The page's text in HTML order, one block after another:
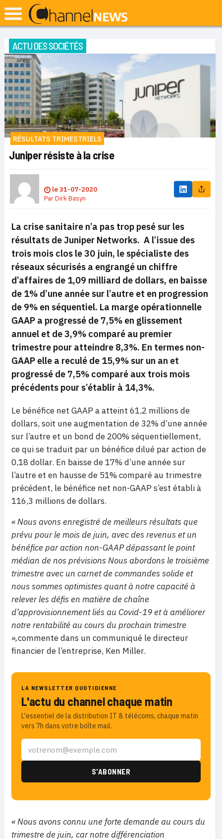
ACTU DES SOCIÉTÉS
RÉSULTATS TRIMESTRIELS
Juniper résiste à la crise
le31-07-2020
ParDirk Basyn
La crise sanitaire n’a pas trop pesé sur les
résultats de Juniper Networks. A l’issue des
trois mois clos le 30 juin, le spécialiste des
réseaux sécurisés a engrangé un chiffre
d’affaires de 1,09 milliard de dollars, en baisse
de 1% d’une année sur l’autre et en progression
de 9% en séquentiel. La marge opérationnelle
GAAP a progressé de 7,5% en glissement
annuel et de 3,9% comparé au premier
trimestre pour atteindre 8,3%. En termes non-
GAAP elle a reculé de 15,9% sur un an et
progressé de 7,5% comparé aux trois mois
précédents pour s’établir à 14,3%.
Le bénéfice net GAAP a atteint 61,2 millions de
dollars, soit une augmentation de 32% d’une année
sur l’autre et un bond de 200% séquentiellement,
ce qui se traduit par un bénéfice dilué par action de
0,18 dollar. En baisse de 17% d’une année sur
l’autre et en hausse de 51% comparé au trimestre
précédent, le bénéfice net non-GAAP s’est établi à
116,3 millions de dollars.
« Nous avons enregistré de meilleurs résultats que
prévu pour le mois de juin, avec des revenus et un
bénéfice par action non-GAAP dépassant le point
médian de nos prévisions Nous abordons le troisième
trimestre avec un carnet de commandes solide et
nous sommes optimistes quant à notre capacité à
relever les défis en matière de chaîne
d’approvisionnement liés au Covid-19 et à améliorer
notre rentabilité au cours du prochain trimestre
»,commente dans un communiqué le directeur
financier de l’entreprise, Ken Miller.
LA NEWSLETTER QUOTIDIENNE
L'actu du channel chaque matin
L'essentiel de la distribution IT & télécoms, chaque matin
vers 7h dans votre boîte mail.
« Nous avons connu une forte demande au cours du
trimestre de juin, car notre différenciation